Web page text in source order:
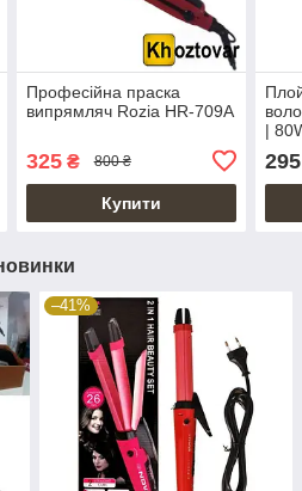
Професійна праска
випрямляч Rozia HR-709A
325₴ 800 ₴
Купити
|
295
–41%